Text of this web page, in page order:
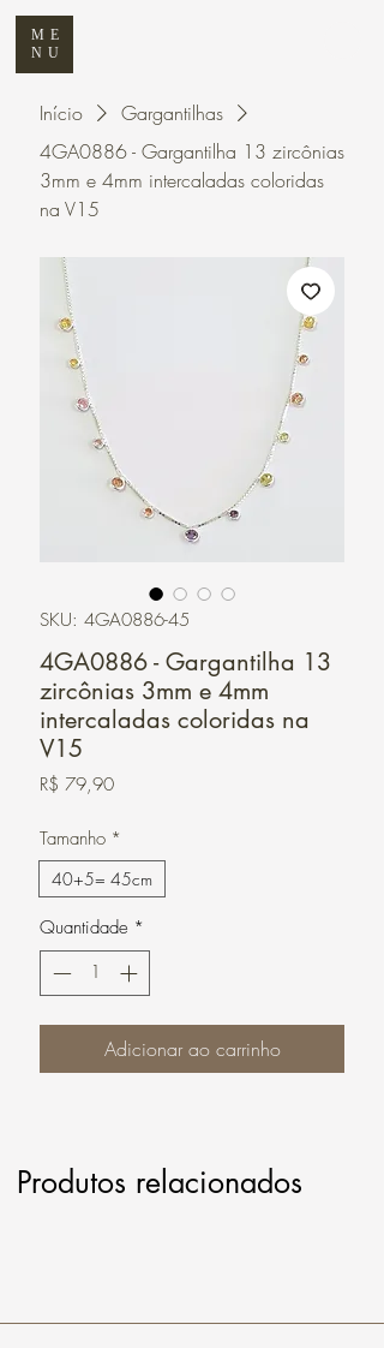
ME
NU
Início
Gargantilhas
4GA0886 - Gargantilha 13 zircônias
3mm e 4mm intercaladas coloridas
na V15
SKU: 4GA0886-45
4GA0886 - Gargantilha 13
zircônias 3mm e 4mm
intercaladas coloridas na
V15
R$ 79,90Preço
Tamanho *
40+5= 45cm
Quantidade *
Adicionar ao carrinho
Produtos relacionados